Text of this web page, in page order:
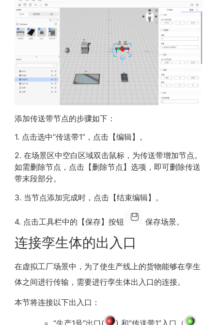
添加传送带节点的步骤如下：
1. 点击选中“传送带1”，点击【编辑】。
2. 在场景区中空白区域双击鼠标，为传送带增加节点。
如需删除节点，点击【删除节点】选项，即可删除传送
带末段部分。
3. 当节点添加完成时，点击【结束编辑】。
4. 点击工具栏中的【保存】按钮 保存场景。
连接孪生体的出入口
在虚拟工厂场景中，为了使生产线上的货物能够在孪生
体之间进行传输，需要进行孪生体出入口的连接。
本节将连接以下出入口：